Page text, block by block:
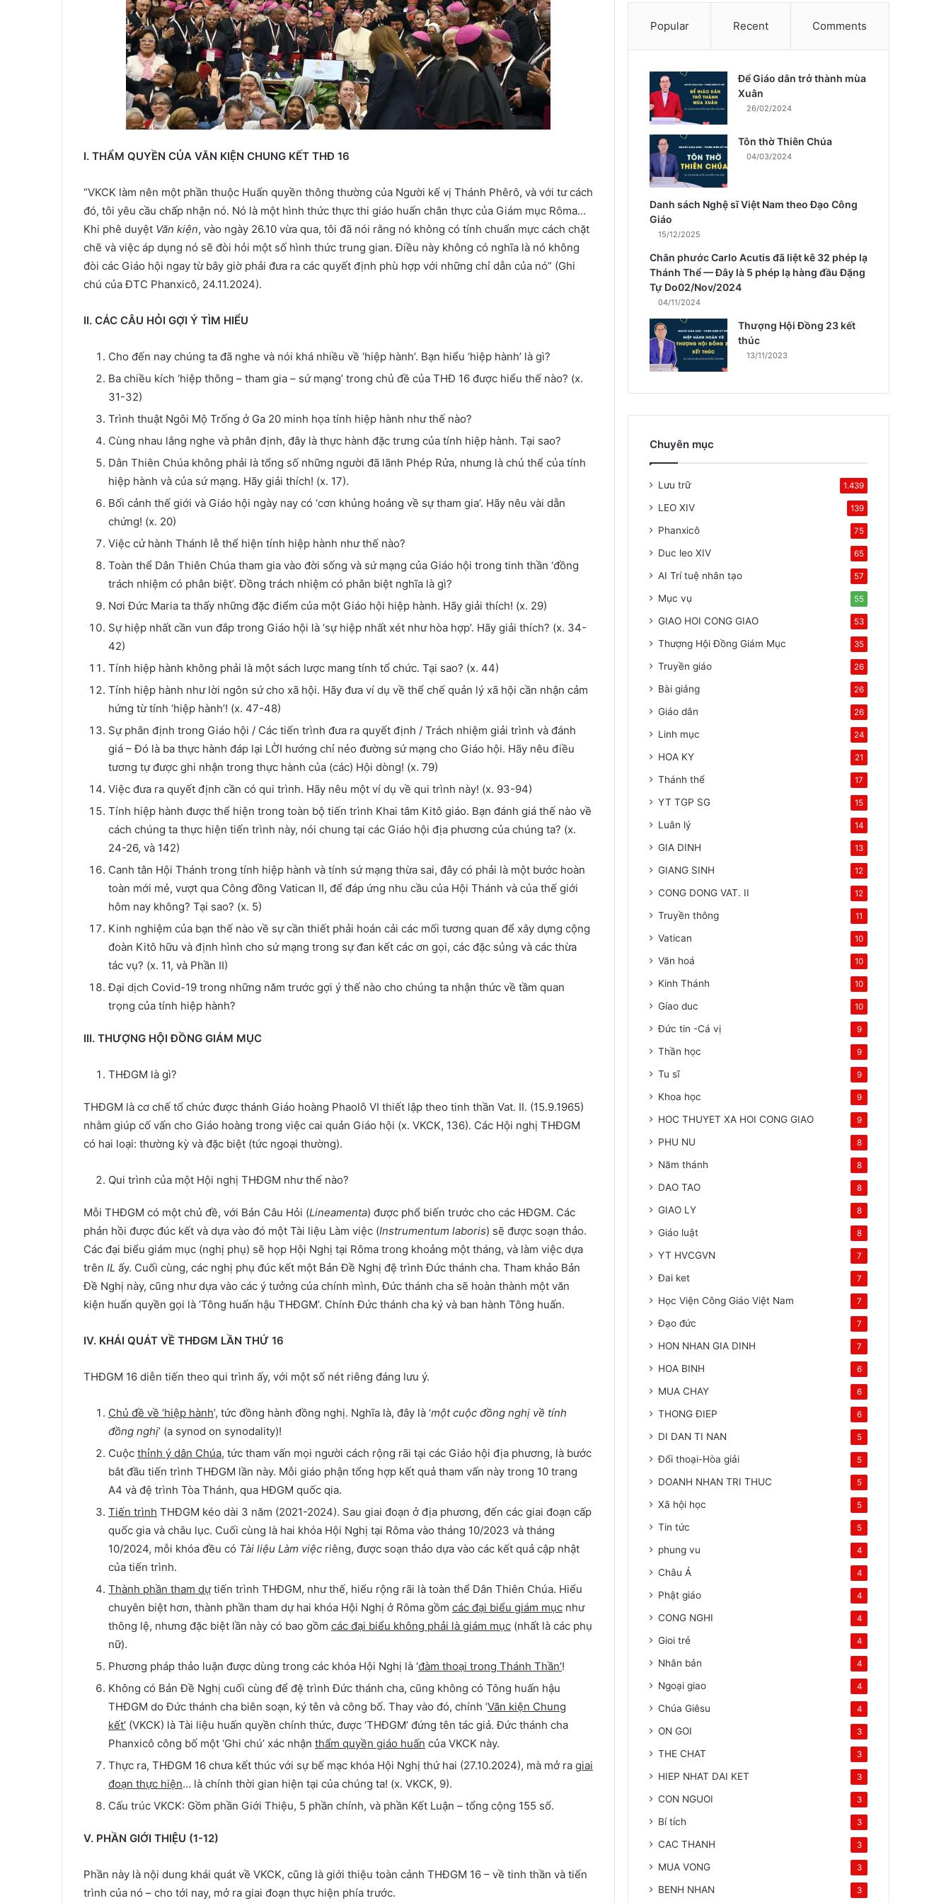
I. THẨM QUYỀN CỦA VĂN KIỆN CHUNG KẾT THĐ 16
“VKCK làm nên một phần thuộc Huấn quyền thông thường của Người kế vị Thánh Phêrô, và với tư cách
đó, tôi yêu cầu chấp nhận nó. Nó là một hình thức thực thi giáo huấn chân thực của Giám mục Rôma…
Khi phê duyệt Văn kiện, vào ngày 26.10 vừa qua, tôi đã nói rằng nó không có tính chuẩn mực cách chặt
chẽ và việc áp dụng nó sẽ đòi hỏi một số hình thức trung gian. Điều này không có nghĩa là nó không
đòi các Giáo hội ngay từ bây giờ phải đưa ra các quyết định phù hợp với những chỉ dẫn của nó” (Ghi
chú của ĐTC Phanxicô, 24.11.2024).
II. CÁC CÂU HỎI GỢI Ý TÌM HIỂU
Cho đến nay chúng ta đã nghe và nói khá nhiều về ‘hiệp hành’. Bạn hiểu ‘hiệp hành’ là gì?
Ba chiều kích ‘hiệp thông – tham gia – sứ mạng’ trong chủ đề của THĐ 16 được hiểu thế nào? (x.
31-32)
Trình thuật Ngôi Mộ Trống ở Ga 20 minh họa tính hiệp hành như thế nào?
Cùng nhau lắng nghe và phân định, đây là thực hành đặc trưng của tính hiệp hành. Tại sao?
Dân Thiên Chúa không phải là tổng số những người đã lãnh Phép Rửa, nhưng là chủ thể của tính
hiệp hành và của sứ mạng. Hãy giải thích! (x. 17).
Bối cảnh thế giới và Giáo hội ngày nay có ‘cơn khủng hoảng về sự tham gia’. Hãy nêu vài dẫn
chứng! (x. 20)
Việc cử hành Thánh lễ thể hiện tính hiệp hành như thế nào?
Toàn thể Dân Thiên Chúa tham gia vào đời sống và sứ mạng của Giáo hội trong tinh thần ‘đồng
trách nhiệm có phân biệt’. Đồng trách nhiệm có phân biệt nghĩa là gì?
Nơi Đức Maria ta thấy những đặc điểm của một Giáo hội hiệp hành. Hãy giải thích! (x. 29)
Sự hiệp nhất cần vun đắp trong Giáo hội là ‘sự hiệp nhất xét như hòa hợp’. Hãy giải thích? (x. 34-
42)
Tính hiệp hành không phải là một sách lược mang tính tổ chức. Tại sao? (x. 44)
Tính hiệp hành như lời ngôn sứ cho xã hội. Hãy đưa ví dụ về thể chế quản lý xã hội cần nhận cảm
hứng từ tính ‘hiệp hành’! (x. 47-48)
Sự phân định trong Giáo hội / Các tiến trình đưa ra quyết định / Trách nhiệm giải trình và đánh
giá – Đó là ba thực hành đáp lại LỜI hướng chỉ nẻo đường sứ mạng cho Giáo hội. Hãy nêu điều
tương tự được ghi nhận trong thực hành của (các) Hội dòng! (x. 79)
Việc đưa ra quyết định cần có qui trình. Hãy nêu một ví dụ về qui trình này! (x. 93-94)
Tính hiệp hành được thể hiện trong toàn bộ tiến trình Khai tâm Kitô giáo. Bạn đánh giá thế nào về
cách chúng ta thực hiện tiến trình này, nói chung tại các Giáo hội địa phương của chúng ta? (x.
24-26, và 142)
Canh tân Hội Thánh trong tính hiệp hành và tính sứ mạng thừa sai, đây có phải là một bước hoàn
toàn mới mẻ, vượt qua Công đồng Vatican II, để đáp ứng nhu cầu của Hội Thánh và của thế giới
hôm nay không? Tại sao? (x. 5)
Kinh nghiệm của bạn thế nào về sự cần thiết phải hoán cải các mối tương quan để xây dựng cộng
đoàn Kitô hữu và định hình cho sứ mạng trong sự đan kết các ơn gọi, các đặc sủng và các thừa
tác vụ? (x. 11, và Phần II)
Đại dịch Covid-19 trong những năm trước gợi ý thế nào cho chúng ta nhận thức về tầm quan
trọng của tính hiệp hành?
III. THƯỢNG HỘI ĐỒNG GIÁM MỤC
THĐGM là gì?
THĐGM là cơ chế tổ chức được thánh Giáo hoàng Phaolô VI thiết lập theo tinh thần Vat. II. (15.9.1965)
nhằm giúp cố vấn cho Giáo hoàng trong việc cai quản Giáo hội (x. VKCK, 136). Các Hội nghị THĐGM
có hai loại: thường kỳ và đặc biệt (tức ngoại thường).
Qui trình của một Hội nghị THĐGM như thế nào?
Mỗi THĐGM có một chủ đề, với Bản Câu Hỏi (Lineamenta) được phổ biến trước cho các HĐGM. Các
phản hồi được đúc kết và dựa vào đó một Tài liệu Làm việc (Instrumentum laboris) sẽ được soạn thảo.
Các đại biểu giám mục (nghị phụ) sẽ họp Hội Nghị tại Rôma trong khoảng một tháng, và làm việc dựa
trên IL ấy. Cuối cùng, các nghị phụ đúc kết một Bản Đề Nghị đệ trình Đức thánh cha. Tham khảo Bản
Đề Nghị này, cũng như dựa vào các ý tưởng của chính mình, Đức thánh cha sẽ hoàn thành một văn
kiện huấn quyền gọi là ‘Tông huấn hậu THĐGM’. Chính Đức thánh cha ký và ban hành Tông huấn.
IV. KHÁI QUÁT VỀ THĐGM LẦN THỨ 16
THĐGM 16 diễn tiến theo qui trình ấy, với một số nét riêng đáng lưu ý.
Chủ đề về ‘hiệp hành’, tức đồng hành đồng nghị. Nghĩa là, đây là ‘một cuộc đồng nghị về tính
đồng nghị’ (a synod on synodality)!
Cuộc thỉnh ý dân Chúa, tức tham vấn mọi người cách rộng rãi tại các Giáo hội địa phương, là bước
bắt đầu tiến trình THĐGM lần này. Mỗi giáo phận tổng hợp kết quả tham vấn này trong 10 trang
A4 và đệ trình Tòa Thánh, qua HĐGM quốc qia.
Tiến trình THĐGM kéo dài 3 năm (2021-2024). Sau giai đoạn ở địa phương, đến các giai đoạn cấp
quốc gia và châu lục. Cuối cùng là hai khóa Hội Nghị tại Rôma vào tháng 10/2023 và tháng
10/2024, mỗi khóa đều có Tài liệu Làm việc riêng, được soạn thảo dựa vào các kết quả cập nhật
của tiến trình.
Thành phần tham dựtiến trình THĐGM, như thế, hiểu rộng rãi là toàn thể Dân Thiên Chúa. Hiểu
chuyên biệt hơn, thành phần tham dự hai khóa Hội Nghị ở Rôma gồm các đại biểu giám mục như
thông lệ, nhưng đặc biệt lần này có bao gồm các đại biểu không phải là giám mục (nhất là các phụ
nữ).
Phương pháp thảo luận được dùng trong các khóa Hội Nghị là ‘đàm thoại trong Thánh Thần’!
Không có Bản Đề Nghị cuối cùng để đệ trình Đức thánh cha, cũng không có Tông huấn hậu
THĐGM do Đức thánh cha biên soạn, ký tên và công bố. Thay vào đó, chính ‘Văn kiện Chung
kết’ (VKCK) là Tài liệu huấn quyền chính thức, được ‘THĐGM’ đứng tên tác giả. Đức thánh cha
Phanxicô công bố một ‘Ghi chú’ xác nhận thẩm quyền giáo huấn của VKCK này.
Thực ra, THĐGM 16 chưa kết thúc với sự bế mạc khóa Hội Nghị thứ hai (27.10.2024), mà mở ra giai
đoạn thực hiện… là chính thời gian hiện tại của chúng ta! (x. VKCK, 9).
Cấu trúc VKCK: Gồm phần Giới Thiệu, 5 phần chính, và phần Kết Luận – tổng cộng 155 số.
V. PHẦN GIỚI THIỆU (1-12)
Phần này là nội dung khái quát về VKCK, cũng là giới thiệu toàn cảnh THĐGM 16 – về tinh thần và tiến
trình của nó – cho tới nay, mở ra giai đoạn thực hiện phía trước.
Popular Recent Comments
Để Giáo dân trở thành mùa
Xuân
26/02/2024
Tôn thờ Thiên Chúa
04/03/2024
Danh sách Nghệ sĩ Việt Nam theo Đạo Công
Giáo
15/12/2025
Chân phước Carlo Acutis đã liệt kê 32 phép lạ
Thánh Thể — Đây là 5 phép lạ hàng đầu Đặng
Tự Do02/Nov/2024
04/11/2024
Thượng Hội Đồng 23 kết
thúc
13/11/2023
Chuyên mục
Lưu trữ 1.439
LEO XIV 139
Phanxicô 75
Duc leo XIV 65
AI Trí tuệ nhân tạo 57
Mục vụ 55
GIAO HOI CONG GIAO 53
Thượng Hội Đồng Giám Mục 35
Truyền giáo 26
Bài giảng 26
Giáo dân 26
Linh mục 24
HOA KY 21
Thánh thể 17
YT TGP SG 15
Luân lý 14
GIA DINH 13
GIANG SINH 12
CONG DONG VAT. II 12
Truyền thông 11
Vatican 10
Văn hoá 10
Kinh Thánh 10
Gíao duc 10
Đức tin -Cá vị 9
Thần học 9
Tu sĩ 9
Khoa học 9
HOC THUYET XA HOI CONG GIAO 9
PHU NU 8
Năm thánh 8
DAO TAO 8
GIAO LY 8
Giáo luật 8
YT HVCGVN 7
Đai ket 7
Học Viện Công Giáo Việt Nam 7
Đạo đức 7
HON NHAN GIA DINH 7
HOA BINH 6
MUA CHAY 6
THONG ĐIEP 6
DI DAN TI NAN 5
Đối thoại-Hòa giải 5
DOANH NHAN TRI THUC 5
Xã hội học 5
Tin tức 5
phung vu 4
Châu Á 4
Phật giáo 4
CONG NGHI 4
Gioi trẻ 4
Nhân bản 4
Ngoại giao 4
Chúa Giêsu 4
ON GOI 3
THE CHAT 3
HIEP NHAT DAI KET 3
CON NGUOI 3
Bí tích 3
CAC THANH 3
MUA VONG 3
BENH NHAN 3